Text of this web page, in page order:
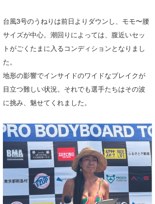
台風3号のうねりは前日よりダウンし、モモ〜腰
サイズが中心。潮回りによっては、腹近いセッ
トがごくたまに入るコンディションとなりまし
た。
地形の影響でインサイドのワイドなブレイクが
目立つ難しい状況。それでも選手たちはその波
に挑み、魅せてくれました。
Core Surf Japan
Naoya Kimoto
mitsuteru Kamio
Yasunari Inoue
arukasvision
DELTA FORCE SURF
CBA Films
熊谷素子
メディア
SURFMEDIA
Colors MAGAZINE
福島寿実子
嵯峨明日香
進士剛光
田原啓江
植村未来
波伝説スタッフ
+☆maki☆+
Aichan
chan-U
ECE